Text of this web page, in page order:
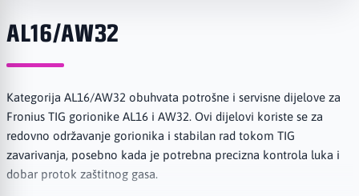
AL16/AW32
Kategorija AL16/AW32 obuhvata potrošne i servisne dijelove za
Fronius TIG gorionike AL16 i AW32. Ovi dijelovi koriste se za
redovno održavanje gorionika i stabilan rad tokom TIG
zavarivanja, posebno kada je potrebna precizna kontrola luka i
dobar protok zaštitnog gasa.